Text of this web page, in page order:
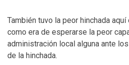
También tuvo la peor hinchada
como era de esperarse la peor
administración local alguna ante
de la hinchada.